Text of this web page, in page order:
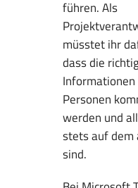
führen. Als
müsstet ihr
dass die
Personen
werden und
stets auf dem
sind.